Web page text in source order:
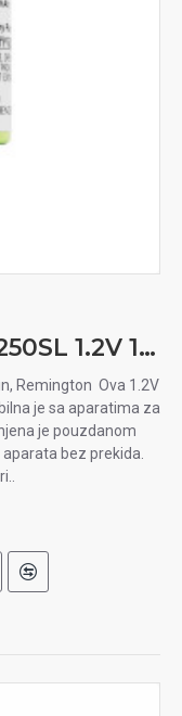
Cameron Sino CS-BRA250SL 1.2V 1100mAh Ni-MH baterija za aparat za brijanje Philips, Braun, Remington
Remington Ova 1.2V
je sa aparatima za
je pouzdanom
bez prekida.